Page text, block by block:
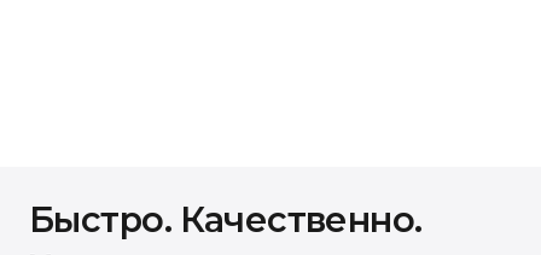
Быстро. Качественно.